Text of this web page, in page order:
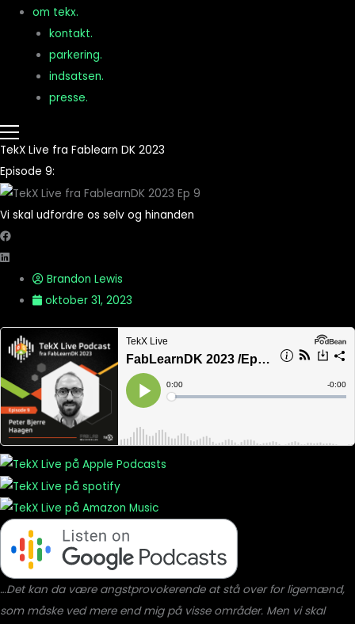
om tekx.
kontakt.
parkering.
indsatsen.
presse.
TekX Live fra Fablearn DK 2023
Episode 9:
Vi skal udfordre os selv og hinanden
Brandon Lewis
oktober 31, 2023
…Det kan da være angstprovokerende at stå over for ligemænd,
som måske ved mere end mig på visse områder. Men vi skal